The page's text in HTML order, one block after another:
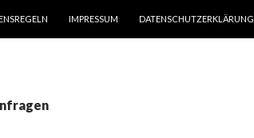
IMPRESSUM DATENSCHUTZERKLÄRUNG